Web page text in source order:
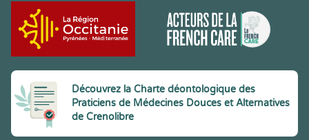
Découvrez la Charte déontologique des
Praticiens de Médecines Douces et Alternatives
de Crenolibre